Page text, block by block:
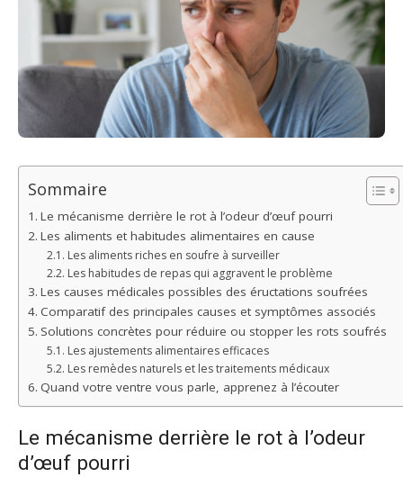
Sommaire
Le mécanisme derrière le rot à l’odeur d’œuf pourri
Les aliments et habitudes alimentaires en cause
Les aliments riches en soufre à surveiller
Les habitudes de repas qui aggravent le problème
Les causes médicales possibles des éructations soufrées
Comparatif des principales causes et symptômes associés
Solutions concrètes pour réduire ou stopper les rots soufrés
Les ajustements alimentaires efficaces
Les remèdes naturels et les traitements médicaux
Quand votre ventre vous parle, apprenez à l’écouter
Le mécanisme derrière le rot à l’odeur
d’œuf pourri